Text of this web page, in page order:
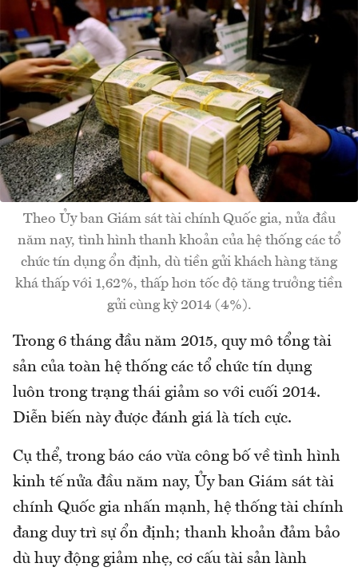
Theo Ủy ban Giám sát tài chính Quốc gia, nửa đầu
năm nay, tình hình thanh khoản của hệ thống các tổ
chức tín dụng ổn định, dù tiền gửi khách hàng tăng
khá thấp với 1,62%, thấp hơn tốc độ tăng trưởng tiền
gửi cùng kỳ 2014 (4%).
Trong 6 tháng đầu năm 2015, quy mô tổng tài
sản của toàn hệ thống các tổ chức tín dụng
luôn trong trạng thái giảm so với cuối 2014.
Diễn biến này được đánh giá là tích cực.
Cụ thể, trong báo cáo vừa công bố về tình hình
kinh tế nửa đầu năm nay, Ủy ban Giám sát tài
chính Quốc gia nhấn mạnh, hệ thống tài chính
đang duy trì sự ổn định; thanh khoản đảm bảo
dù huy động giảm nhẹ, cơ cấu tài sản lành